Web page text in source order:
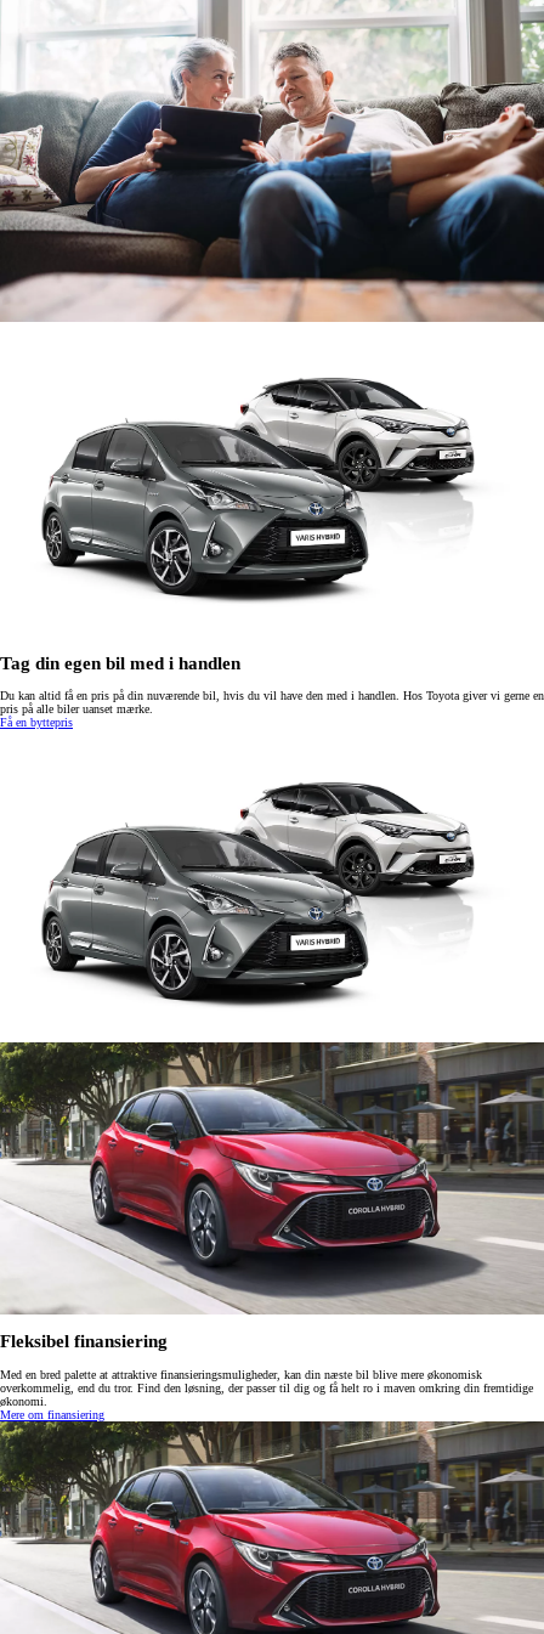
Tag din egen bil med i handlen
Du kan altid få en pris på din nuværende bil, hvis du vil have den med i handlen. Hos Toyota giver vi gerne en
pris på alle biler uanset mærke.
Få en byttepris
Fleksibel finansiering
Med en bred palette at attraktive finansieringsmuligheder, kan din næste bil blive mere økonomisk
overkommelig, end du tror. Find den løsning, der passer til dig og få helt ro i maven omkring din fremtidige
økonomi.
Mere om finansiering